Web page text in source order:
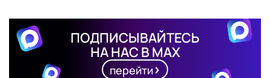
ПОДПИСЫВАЙТЕСЬ
НА НАС В MAX
перейти